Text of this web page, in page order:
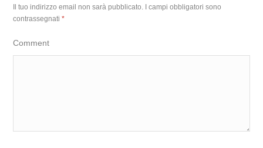
Il tuo indirizzo email non sarà pubblicato.
I campi obbligatori sono
contrassegnati*
Comment